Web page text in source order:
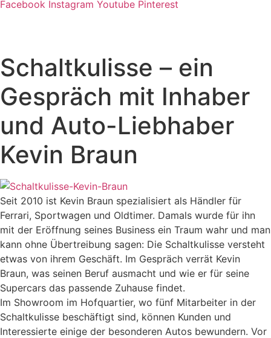
Facebook Instagram Youtube Pinterest
Schaltkulisse – ein
Gespräch mit Inhaber
und Auto-Liebhaber
Kevin Braun
Seit 2010 ist Kevin Braun spezialisiert als Händler für
Ferrari, Sportwagen und Oldtimer. Damals wurde für ihn
mit der Eröffnung seines Business ein Traum wahr und man
kann ohne Übertreibung sagen: Die Schaltkulisse versteht
etwas von ihrem Geschäft. Im Gespräch verrät Kevin
Braun, was seinen Beruf ausmacht und wie er für seine
Supercars das passende Zuhause findet.
Im Showroom im Hofquartier, wo fünf Mitarbeiter in der
Schaltkulisse beschäftigt sind, können Kunden und
Interessierte einige der besonderen Autos bewundern. Vor